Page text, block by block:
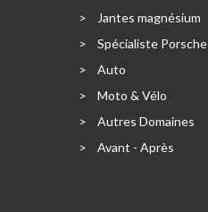
>
Jantes magnésium
>
Spécialiste Porsche
>
Auto
>
Moto & Vélo
>
Autres Domaines
>
Avant - Après